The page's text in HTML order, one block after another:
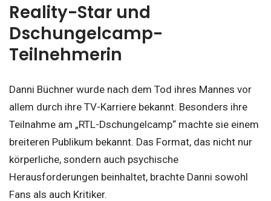
Reality-Star und
Dschungelcamp-
Teilnehmerin
Danni Büchner wurde nach dem Tod ihres Mannes vor
allem durch ihre TV-Karriere bekannt. Besonders ihre
Teilnahme am „RTL-Dschungelcamp“ machte sie einem
breiteren Publikum bekannt. Das Format, das nicht nur
körperliche, sondern auch psychische
Herausforderungen beinhaltet, brachte Danni sowohl
Fans als auch Kritiker.